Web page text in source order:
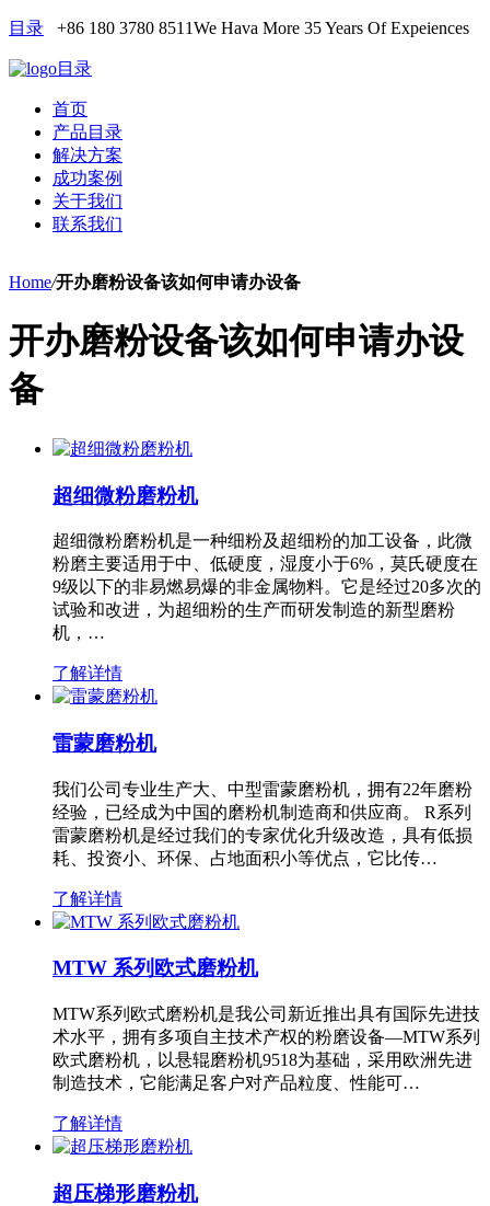
目录 +86 180 3780 8511We Hava More 35 Years Of Expeiences
目录
首页
产品目录
解决方案
成功案例
关于我们
联系我们
Home/开办磨粉设备该如何申请办设备
开办磨粉设备该如何申请办设
备
超细微粉磨粉机
超细微粉磨粉机是一种细粉及超细粉的加工设备，此微
粉磨主要适用于中、低硬度，湿度小于6%，莫氏硬度在
9级以下的非易燃易爆的非金属物料。它是经过20多次的
试验和改进，为超细粉的生产而研发制造的新型磨粉
机，…
了解详情
雷蒙磨粉机
我们公司专业生产大、中型雷蒙磨粉机，拥有22年磨粉
经验，已经成为中国的磨粉机制造商和供应商。 R系列
雷蒙磨粉机是经过我们的专家优化升级改造，具有低损
耗、投资小、环保、占地面积小等优点，它比传…
了解详情
MTW 系列欧式磨粉机
MTW系列欧式磨粉机是我公司新近推出具有国际先进技
术水平，拥有多项自主技术产权的粉磨设备—MTW系列
欧式磨粉机，以悬辊磨粉机9518为基础，采用欧洲先进
制造技术，它能满足客户对产品粒度、性能可…
了解详情
超压梯形磨粉机